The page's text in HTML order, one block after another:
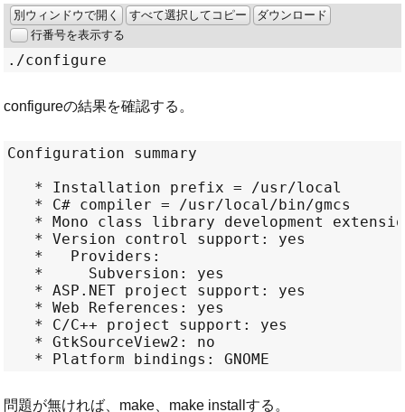
別ウィンドウで開く すべて選択してコピー
ダウンロード
行番号を表示する
. /
configureの結果を確認する。
Configuration summary
   * Installation prefix = /usr/local
   * C# compiler = /usr/local/bin/gmcs
* Mono class library development
   * Version control support: yes
   *   Providers:
   *     Subversion: yes
   * ASP.NET project support: yes
   * Web References: yes
   * C/C++ project support: yes
   * GtkSourceView2: no
問題が無ければ、make、make installする。